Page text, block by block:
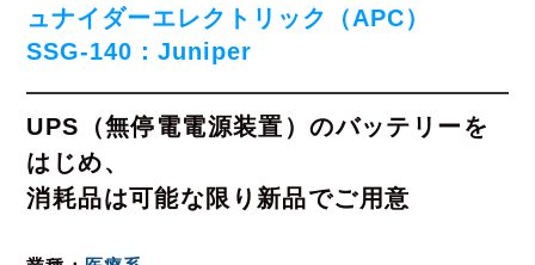
ュナイダーエレクトリック（APC）
SSG-140：Juniper
UPS（無停電電源装置）のバッテリーを
はじめ、
消耗品は可能な限り新品でご用意